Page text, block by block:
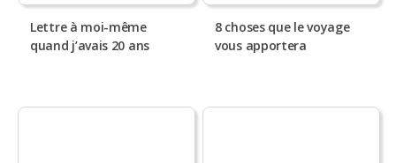
Lettre à moi-même
quand j’avais 20 ans
8 choses que le voyage
vous apportera